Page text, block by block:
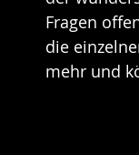
Fragen
die
mehr und